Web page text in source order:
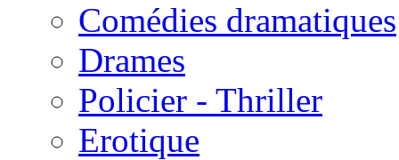
Comédies dramatiques
Drames
Policier - Thriller
Erotique